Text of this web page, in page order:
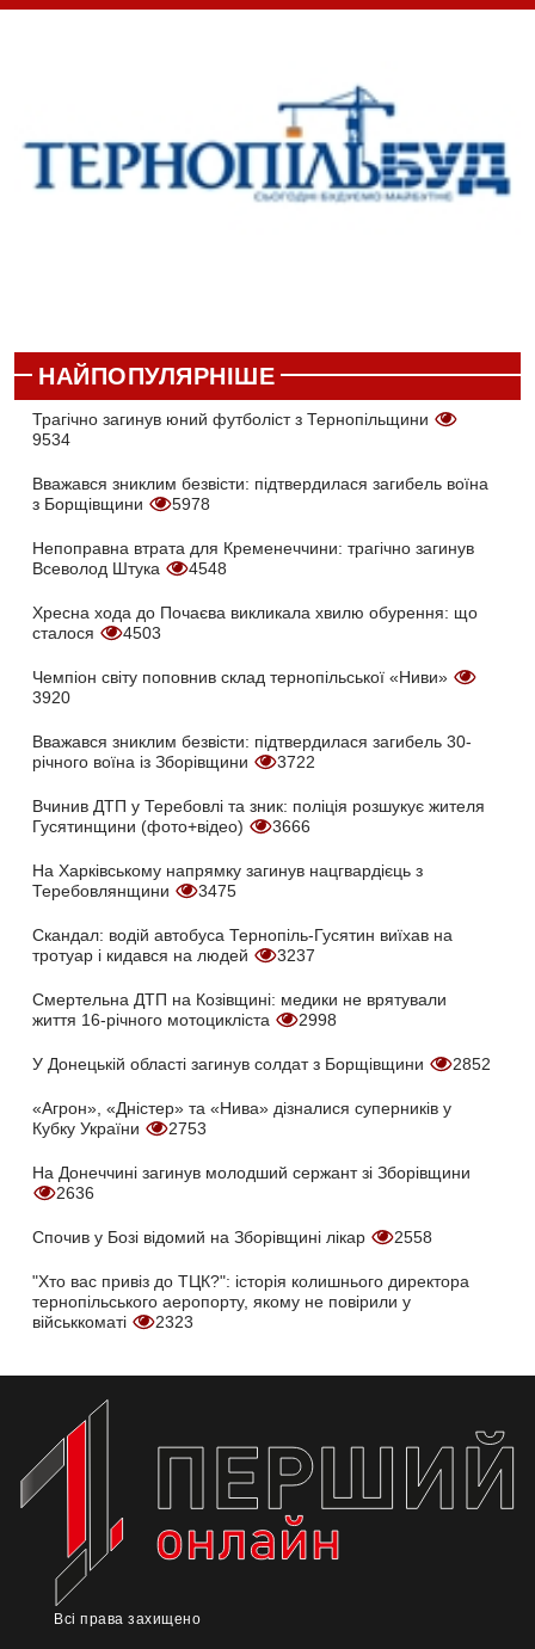
НАЙПОПУЛЯРНІШЕ
Трагічно загинув юний футболіст з Тернопільщини
9534
Вважався зниклим безвісти: підтвердилася загибель воїна
з Борщівщини
5978
Непоправна втрата для Кременеччини: трагічно загинув
Всеволод Штука
4548
Хресна хода до Почаєва викликала хвилю обурення: що
сталося
4503
Чемпіон світу поповнив склад тернопільської «Ниви»
3920
Вважався зниклим безвісти: підтвердилася загибель 30-
річного воїна із Зборівщини
3722
Вчинив ДТП у Теребовлі та зник: поліція розшукує жителя
Гусятинщини (фото+відео)
3666
На Харківському напрямку загинув нацгвардієць з
Теребовлянщини
3475
Скандал: водій автобуса Тернопіль-Гусятин виїхав на
тротуар і кидався на людей
3237
Смертельна ДТП на Козівщині: медики не врятували
життя 16-річного мотоцикліста
2998
У Донецькій області загинув солдат з Борщівщини 2852
«Агрон», «Дністер» та «Нива» дізналися суперників у
Кубку України
2753
На Донеччині загинув молодший сержант зі Зборівщини
2636
Спочив у Бозі відомий на Зборівщині лікар 2558
"Хто вас привіз до ТЦК?": історія колишнього директора
тернопільського аеропорту, якому не повірили у
військкоматі
2323
Всі права захищено